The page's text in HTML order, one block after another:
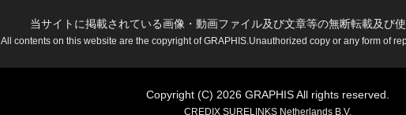
当サイトに掲載されている画像・動画ファイル及び文章等の無断転載及び使
All contents on this website are the copyright of GRAPHIS.Unauthorized copy or any form of
Copyright (C) 2026 GRAPHIS All rights reserved.
CREDIX SURELINKS Netherlands B.V.